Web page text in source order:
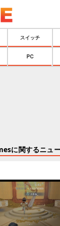
スイッチ
PC
に関するニュ